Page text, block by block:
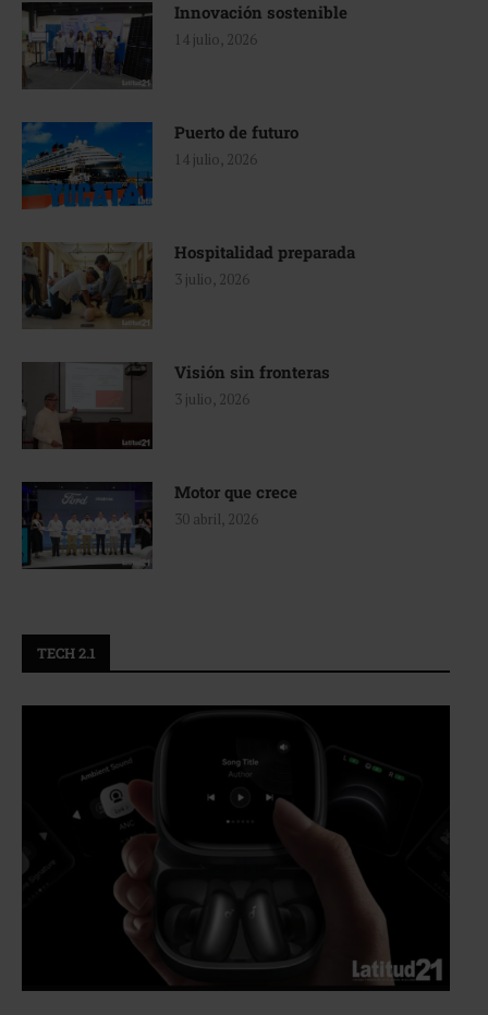
Innovación sostenible
14 julio, 2026
Puerto de futuro
14 julio, 2026
Hospitalidad preparada
3 julio, 2026
Visión sin fronteras
3 julio, 2026
Motor que crece
30 abril, 2026
TECH 2.1